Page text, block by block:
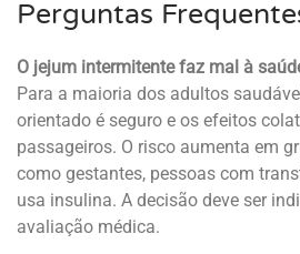
Perguntas
O jejum intermitente faz mal à
Para a maioria dos adultos
orientado é seguro e os efeitos
passageiros. O risco aumenta em
como gestantes, pessoas com
usa insulina. A decisão deve ser
avaliação médica.